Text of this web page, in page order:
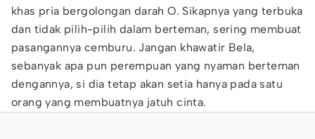
khas pria bergolongan darah O. Sikapnya yang terbuka
dan tidak pilih-pilih dalam berteman, sering membuat
pasangannya cemburu. Jangan khawatir Bela,
sebanyak apa pun perempuan yang nyaman berteman
dengannya, si dia tetap akan setia hanya pada satu
orang yang membuatnya jatuh cinta.